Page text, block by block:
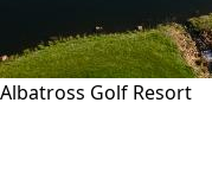
Albatross Golf Resort